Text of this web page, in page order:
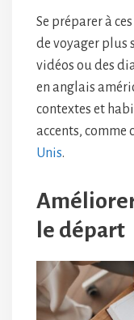
Se préparer à
de voyager plus
vidéos ou des
en anglais
contextes et
accents, comme
Unis.
le départ